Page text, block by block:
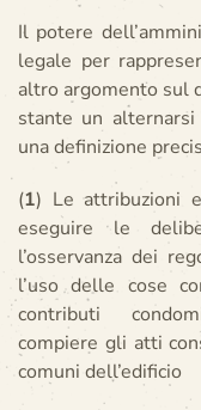
Il potere
legale per
altro argomento sul
stante un
una definizione
(1) Le attribuzioni
eseguire le
l’osservanza dei
l’uso delle cose
contributi
compiere gli atti
comuni dell’edificio